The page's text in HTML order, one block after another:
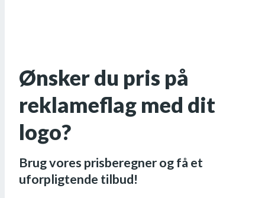
Ønsker du pris på
reklameflag med dit
logo?
Brug vores prisberegner og få et
uforpligtende tilbud!